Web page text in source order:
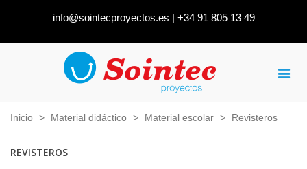
info@sointecproyectos.es | +34 91 805 13 49
Inicio > Material didáctico > Material escolar > Revisteros
REVISTEROS